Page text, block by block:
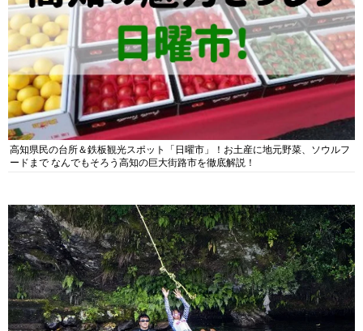
高知県民の台所＆鉄板観光スポット「日曜市」！お土産に地元野菜、ソウルフ
ードまで なんでもそろう高知の巨大街路市を徹底解説！